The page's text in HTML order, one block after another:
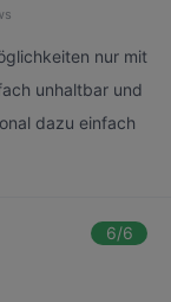
nur mit
unhaltbar und
dazu einfach
6/6